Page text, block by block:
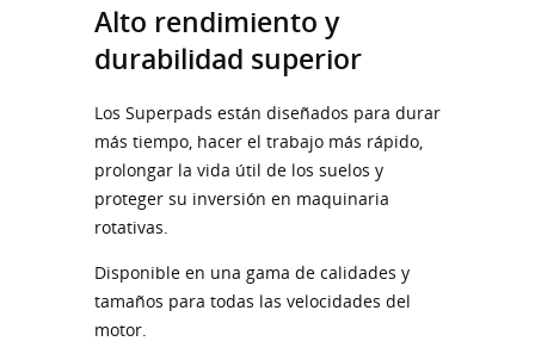
Alto rendimiento y
durabilidad superior
Los Superpads están diseñados para durar
más tiempo, hacer el trabajo más rápido,
prolongar la vida útil de los suelos y
proteger su inversión en maquinaria
rotativas.
Disponible en una gama de calidades y
tamaños para todas las velocidades del
motor.